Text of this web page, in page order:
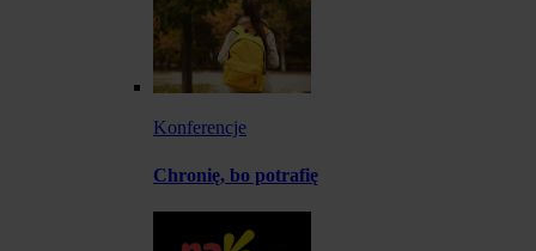
Konferencje
Chronię, bo potrafię